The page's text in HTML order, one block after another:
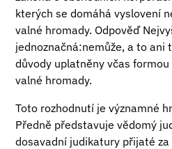
kterých se domáhá vyslovení
valné hromady. Odpověď
jednoznačná:nemůže, a to ani
důvody uplatněny včas
valné hromady.
Toto rozhodnutí je významné
Předně představuje vědomý
dosavadní judikatury přijaté